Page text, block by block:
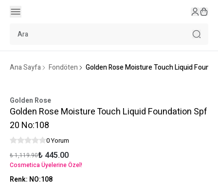
Ana Sayfa Fondöten Golden Rose Moisture Touch Liquid
Golden Rose
Golden Rose Moisture Touch Liquid Foundation Spf
20 No:108
0 Yorum
₺ 1,119.90₺ 445.00
Cosmetica Üyelerine Özel!
Renk: NO:108